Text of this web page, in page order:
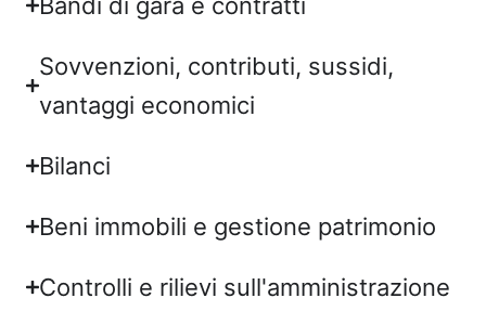
Sovvenzioni, contributi, sussidi,
vantaggi economici
Bilanci
Beni immobili e gestione patrimonio
Controlli e rilievi sull'amministrazione